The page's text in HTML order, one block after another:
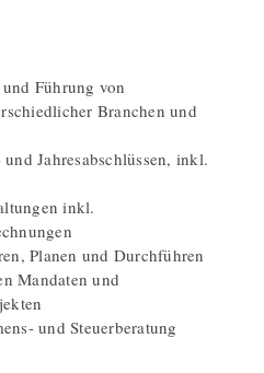
Führung von
Branchen und
Jahresabschlüssen, inkl.
inkl.
Planen und Durchführen
Mandaten und
und Steuerberatung